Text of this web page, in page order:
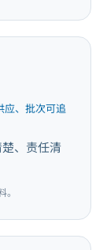
应、批次可追
、责任清